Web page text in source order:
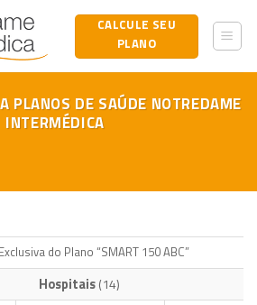
CALCULE SEU
PLANO
PLANOS DE SAÚDE NOTREDAME
INTERMÉDICA
do Plano “SMART 150 ABC”
Hospitais(14)